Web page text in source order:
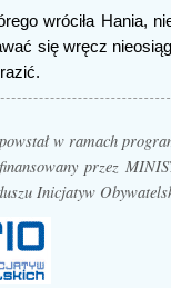
wróciła Hania,
się wręcz
w ramach
przez
Inicjatyw